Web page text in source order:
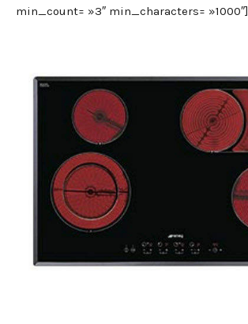
min_count= »3″ min_characters= »1000″]